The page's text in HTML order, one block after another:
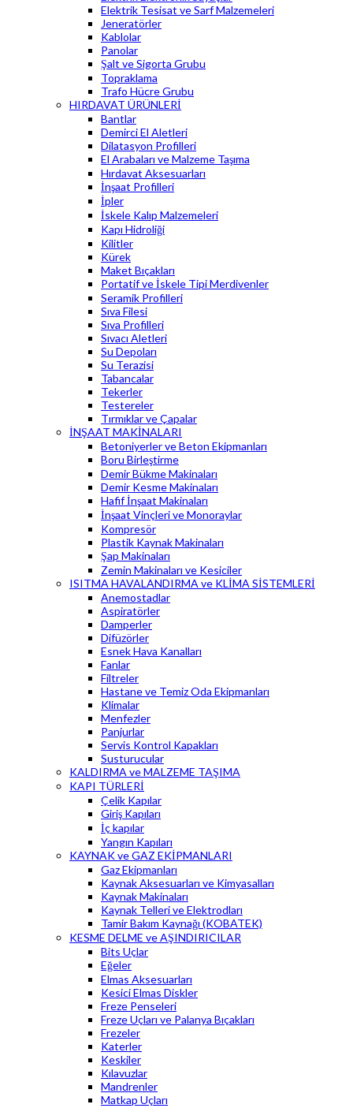
Elektrik Tesisat ve Sarf Malzemeleri
Jeneratörler
Kablolar
Panolar
Şalt ve Sigorta Grubu
Topraklama
Trafo Hücre Grubu
HIRDAVAT ÜRÜNLERİ
Bantlar
Demirci El Aletleri
Dilatasyon Profilleri
El Arabaları ve Malzeme Taşıma
Hırdavat Aksesuarları
İnşaat Profilleri
İpler
İskele Kalıp Malzemeleri
Kapı Hidroliği
Kilitler
Kürek
Maket Bıçakları
Portatif ve İskele Tipi Merdivenler
Seramik Profilleri
Sıva Filesi
Sıva Profilleri
Sıvacı Aletleri
Su Depoları
Su Terazisi
Tabancalar
Tekerler
Testereler
Tırmıklar ve Çapalar
İNŞAAT MAKİNALARI
Betoniyerler ve Beton Ekipmanları
Boru Birleştirme
Demir Bükme Makinaları
Demir Kesme Makinaları
Hafif İnşaat Makinaları
İnşaat Vinçleri ve Monoraylar
Kompresör
Plastik Kaynak Makinaları
Şap Makinaları
Zemin Makinaları ve Kesiciler
ISITMA HAVALANDIRMA ve KLİMA SİSTEMLERİ
Anemostadlar
Aspiratörler
Damperler
Difüzörler
Esnek Hava Kanalları
Fanlar
Filtreler
Hastane ve Temiz Oda Ekipmanları
Klimalar
Menfezler
Panjurlar
Servis Kontrol Kapakları
Susturucular
KALDIRMA ve MALZEME TAŞIMA
KAPI TÜRLERİ
Çelik Kapılar
Giriş Kapıları
İç kapılar
Yangın Kapıları
KAYNAK ve GAZ EKİPMANLARI
Gaz Ekipmanları
Kaynak Aksesuarları ve Kimyasalları
Kaynak Makinaları
Kaynak Telleri ve Elektrodları
Tamir Bakım Kaynağı (KOBATEK)
KESME DELME ve AŞINDIRICILAR
Bits Uçlar
Eğeler
Elmas Aksesuarları
Kesici Elmas Diskler
Freze Penseleri
Freze Uçları ve Palanya Bıçakları
Frezeler
Katerler
Keskiler
Kılavuzlar
Mandrenler
Matkap Uçları